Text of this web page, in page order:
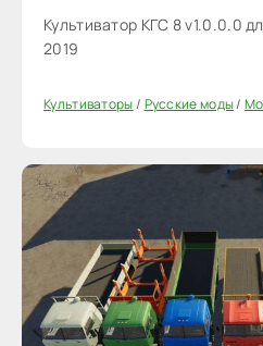
Культиватор КГС 8 v1.0.0.0
2019
Культиваторы/ Русские моды/